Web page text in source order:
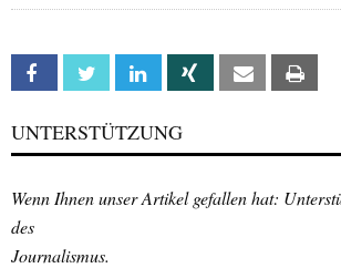
Facebook Twitter Linkedin Xing Email
UNTERSTÜTZUNG
Wenn Ihnen unser Artikel gefallen hat:
des
Journalismus.